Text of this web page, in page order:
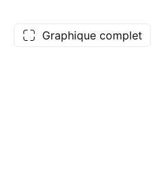
Graphique complet